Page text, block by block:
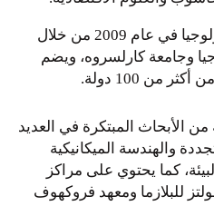
تأسس معهد كارلسروه للتكنولوجيا في عام 2009 من خلال
وجامعة كارلسروه، ويضم
الأبحاث المبتكرة في العديد
والهندسة الميكانيكية
كما يحتوي على مراكز
للبلازما ومعهد فروكهوف